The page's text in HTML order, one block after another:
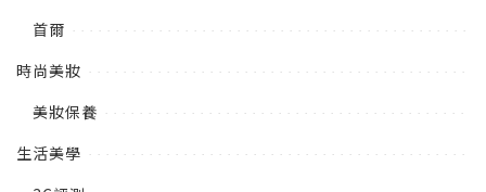
首爾
時尚美妝
美妝保養
生活美學